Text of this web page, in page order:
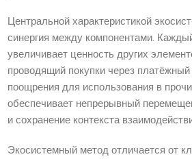
Центральной характеристикой
синергия между компонентами.
увеличивает ценность других
проводящий покупки через
поощрения для использования в
обеспечивает непрерывный
и сохранение контекста
Экосистемный метод отличается от